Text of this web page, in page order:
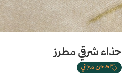
حذاء شرقي مطرز
شحن مجاني